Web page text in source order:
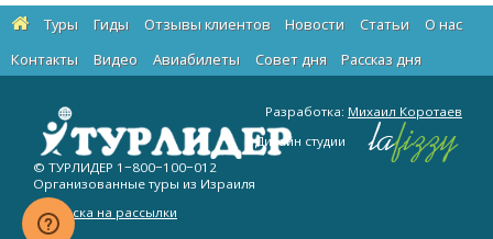
Туры Гиды Отзывы клиентов Новости Статьи
О нас
Контакты
Видео Авиабилеты Cовет дня Рассказ дня
© ТУРЛИДЕР 1−800−100−012
Организованные туры из Израиля
Подписка на рассылки
Разработка: Михаил Коротаев
Дизайн студии